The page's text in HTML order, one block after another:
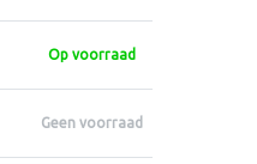
Op voorraad
Geen voorraad